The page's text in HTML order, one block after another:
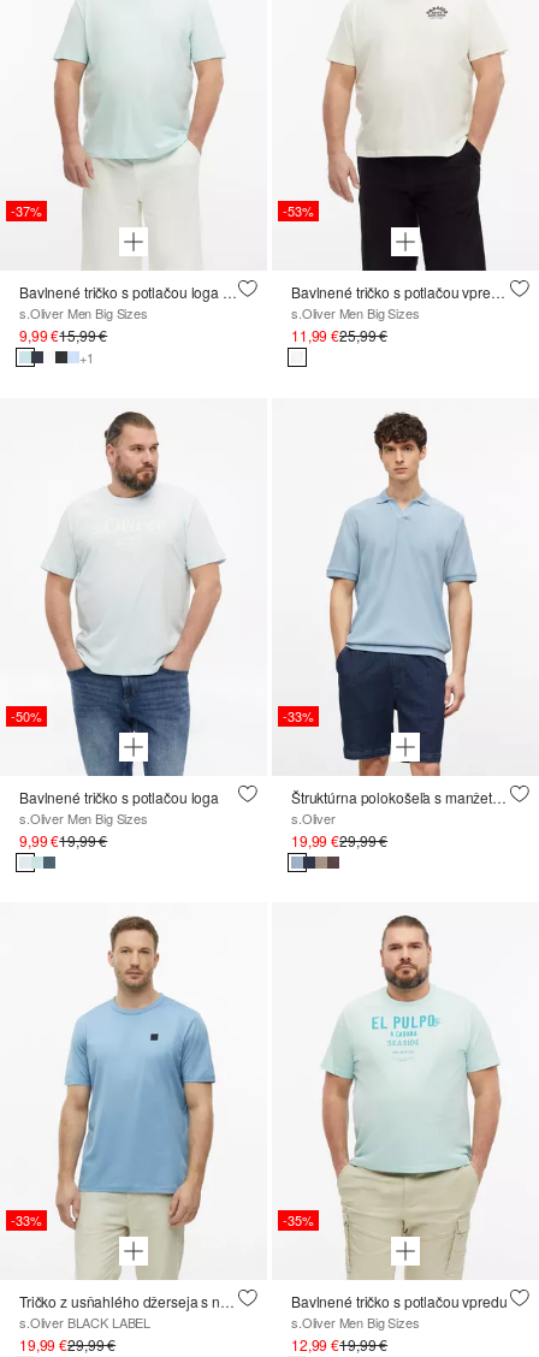
-37%
Bavlnené tričko s potlačou loga a výstrihom do V
s.Oliver Men Big Sizes
9,99 €15,99 €
+1
-53%
Bavlnené tričko s potlačou vpredu aj vzadu
s.Oliver Men Big Sizes
11,99 €25,99 €
-50%
Bavlnené tričko s potlačou loga
s.Oliver Men Big Sizes
9,99 €19,99 €
-33%
Štruktúrna polokošeľa s manžetami
s.Oliver
19,99 €29,99 €
-33%
Tričko z usňahlého džerseja s nášivkou loga
s.Oliver BLACK LABEL
19,99 €29,99 €
-35%
Bavlnené tričko s potlačou vpredu
s.Oliver Men Big Sizes
12,99 €19,99 €